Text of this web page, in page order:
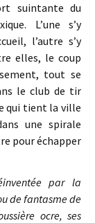
suintante du
L’une s’y
l’autre s’y
elles, le coup
tout se
le club de tir
qui tient la ville
une spirale
pour échapper
par la
de fantasme de
ocre, ses